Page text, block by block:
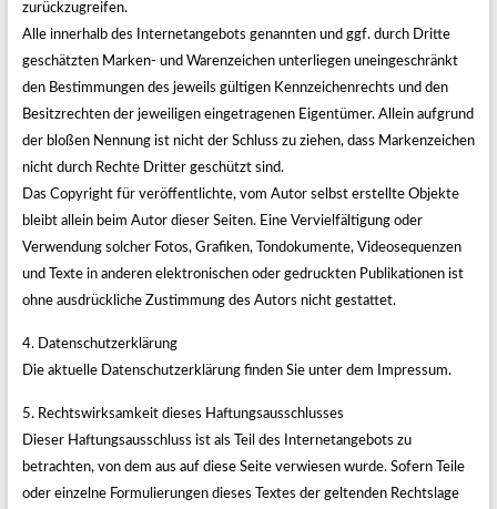
zurückzugreifen.
Alle innerhalb des Internetangebots genannten und ggf. durch Dritte
geschätzten Marken- und Warenzeichen unterliegen uneingeschränkt
den Bestimmungen des jeweils gültigen Kennzeichenrechts und den
Besitzrechten der jeweiligen eingetragenen Eigentümer. Allein aufgrund
der bloßen Nennung ist nicht der Schluss zu ziehen, dass Markenzeichen
nicht durch Rechte Dritter geschützt sind.
Das Copyright für veröffentlichte, vom Autor selbst erstellte Objekte
bleibt allein beim Autor dieser Seiten. Eine Vervielfältigung oder
Verwendung solcher Fotos, Grafiken, Tondokumente, Videosequenzen
und Texte in anderen elektronischen oder gedruckten Publikationen ist
ohne ausdrückliche Zustimmung des Autors nicht gestattet.
4. Datenschutzerklärung
Die aktuelle Datenschutzerklärung finden Sie unter dem Impressum.
5. Rechtswirksamkeit dieses Haftungsausschlusses
Dieser Haftungsausschluss ist als Teil des Internetangebots zu
betrachten, von dem aus auf diese Seite verwiesen wurde. Sofern Teile
oder einzelne Formulierungen dieses Textes der geltenden Rechtslage